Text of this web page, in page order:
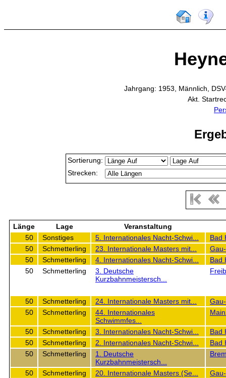
Jahrgang: 1953, Männlich,
Akt.
Sortierung:
Strecken:
Länge Lage
Veranstaltung
50
Sonstiges 5. Internationales Nacht-Schwi...
Bad
50
Schmetterling 23. Internationale Masters mit...
50
Schmetterling 4. Internationales Nacht-Schwi...
Bad
50
Schmetterling
3. Deutsche
Kurzbahnmeistersch...
50 Schmetterling 24. Internationale Masters mit...
50
Schmetterling
44. Internationales
Schwimmfes...
50 Schmetterling 3. Internationales Nacht-Schwi...
Bad
50
Schmetterling 2. Internationales Nacht-Schwi...
Bad
50
Schmetterling
1. Deutsche
Kurzbahnmeistersch...
50 Schmetterling 20. Internationale Masters (Se...